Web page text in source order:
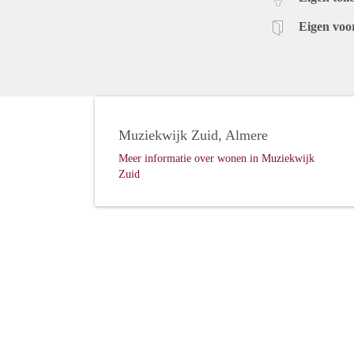
Eigen
Muziekwijk Zuid, Almere
Meer informatie over wonen in Muziekwijk
Zuid